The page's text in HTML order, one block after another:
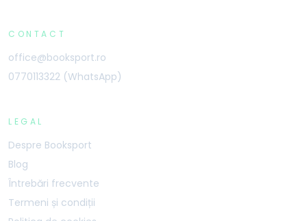
CONTACT
office@booksport.ro
0770113322 (WhatsApp)
LEGAL
Despre Booksport
Blog
Întrebări frecvente
Termeni și condiții